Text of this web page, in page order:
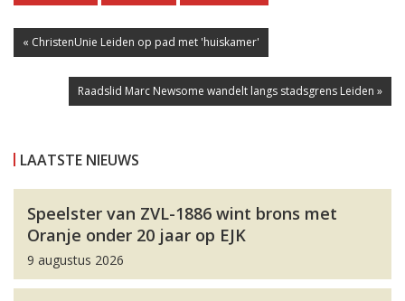
« ChristenUnie Leiden op pad met 'huiskamer'
Raadslid Marc Newsome wandelt langs stadsgrens Leiden »
LAATSTE NIEUWS
Speelster van ZVL-1886 wint brons met
Oranje onder 20 jaar op EJK
9 augustus 2026